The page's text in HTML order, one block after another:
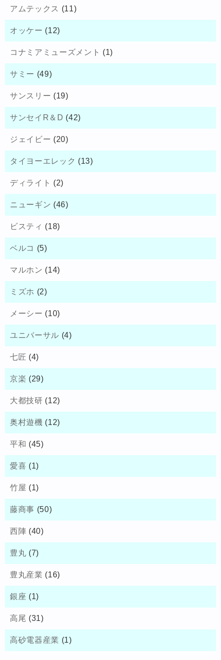
アムテックス (11)
オッケー (12)
コナミアミューズメント (1)
サミー (49)
サンスリー (19)
サンセイR＆D (42)
ジェイビー (20)
タイヨーエレック (13)
ディライト (2)
ニューギン (46)
ビスティ (18)
ベルコ (5)
マルホン (14)
ミズホ (2)
メーシー (10)
ユニバーサル (4)
七匠 (4)
京楽 (29)
大都技研 (12)
奥村遊機 (12)
平和 (45)
愛喜 (1)
竹屋 (1)
藤商事 (50)
西陣 (40)
豊丸 (7)
豊丸産業 (16)
銀座 (1)
高尾 (31)
高砂電器産業 (1)